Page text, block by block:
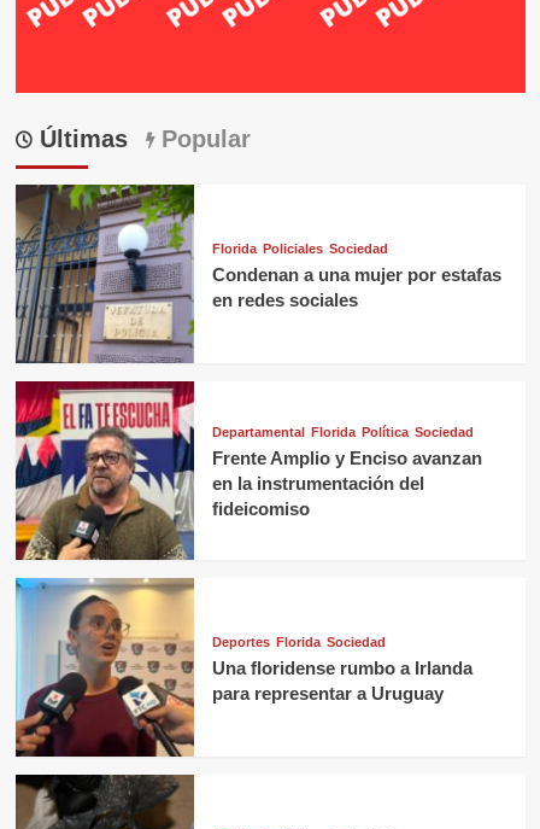
Últimas Popular
Florida Policiales Sociedad
Condenan a una mujer por estafas
en redes sociales
Departamental Florida Política Sociedad
Frente Amplio y Enciso avanzan
en la instrumentación del
fideicomiso
Deportes Florida Sociedad
Una floridense rumbo a Irlanda
para representar a Uruguay